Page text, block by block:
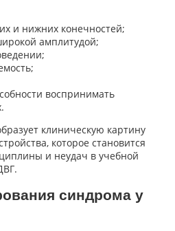
и нижних конечностей;
амплитудой;
воспринимать
клиническую картину
которое становится
и неудач в учебной
синдрома у